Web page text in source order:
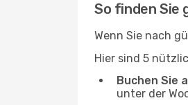
So finden Sie
Wenn Sie nach
Hier sind 5
Buchen Sie
unter der